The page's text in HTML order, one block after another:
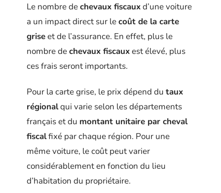
Le nombre dechevaux fiscauxd’une voiture
a un impact direct sur lecoût de la carte
griseet de l’assurance. En effet, plus le
nombre dechevaux fiscauxest élevé, plus
ces frais seront importants.
Pour la carte grise, le prix dépend du taux
régionalqui varie selon les départements
français et du montant unitaire par cheval
fiscalfixé par chaque région. Pour une
même voiture, le coût peut varier
considérablement en fonction du lieu
d’habitation du propriétaire.